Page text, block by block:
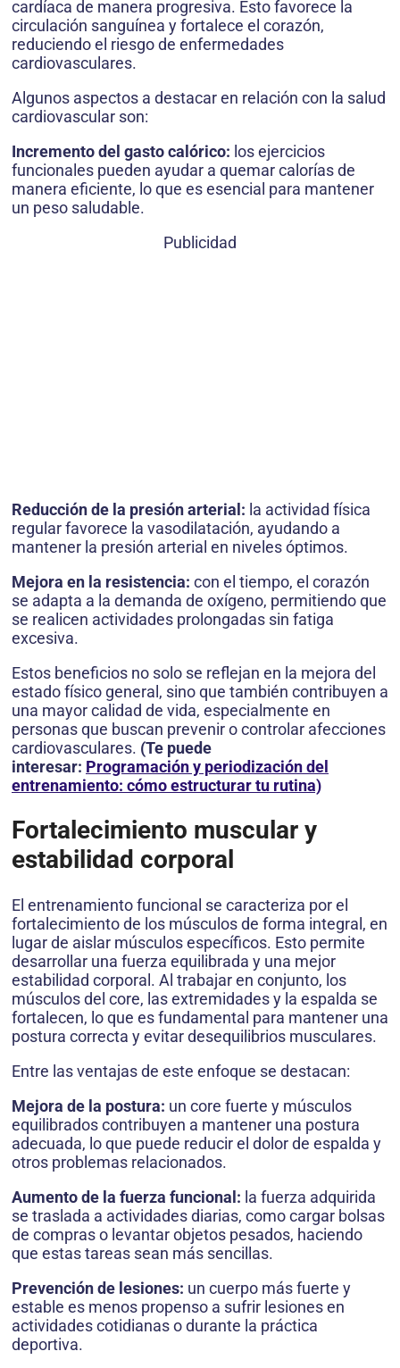
cardíaca de manera progresiva. Esto favorece la
circulación sanguínea y fortalece el corazón,
reduciendo el riesgo de enfermedades
cardiovasculares.
Algunos aspectos a destacar en relación con la salud
cardiovascular son:
Incremento del gasto calórico: los ejercicios
funcionales pueden ayudar a quemar calorías de
manera eficiente, lo que es esencial para mantener
un peso saludable.
Publicidad
Reducción de la presión arterial: la actividad física
regular favorece la vasodilatación, ayudando a
mantener la presión arterial en niveles óptimos.
Mejora en la resistencia: con el tiempo, el corazón
se adapta a la demanda de oxígeno, permitiendo que
se realicen actividades prolongadas sin fatiga
excesiva.
Estos beneficios no solo se reflejan en la mejora del
estado físico general, sino que también contribuyen a
una mayor calidad de vida, especialmente en
personas que buscan prevenir o controlar afecciones
cardiovasculares. (Te puede
interesar: Programación y periodización del
entrenamiento: cómo estructurar tu rutina)
Fortalecimiento muscular y
estabilidad corporal
El entrenamiento funcional se caracteriza por el
fortalecimiento de los músculos de forma integral, en
lugar de aislar músculos específicos. Esto permite
desarrollar una fuerza equilibrada y una mejor
estabilidad corporal. Al trabajar en conjunto, los
músculos del core, las extremidades y la espalda se
fortalecen, lo que es fundamental para mantener una
postura correcta y evitar desequilibrios musculares.
Entre las ventajas de este enfoque se destacan:
Mejora de la postura: un core fuerte y músculos
equilibrados contribuyen a mantener una postura
adecuada, lo que puede reducir el dolor de espalda y
otros problemas relacionados.
Aumento de la fuerza funcional: la fuerza adquirida
se traslada a actividades diarias, como cargar bolsas
de compras o levantar objetos pesados, haciendo
que estas tareas sean más sencillas.
Prevención de lesiones: un cuerpo más fuerte y
estable es menos propenso a sufrir lesiones en
actividades cotidianas o durante la práctica
deportiva.